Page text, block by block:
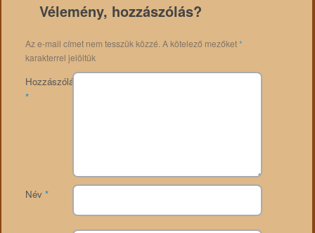
Vélemény, hozzászólás?
Az e-mail címet nem tesszük közzé. A kötelező mezőket*
karakterrel jelöltük
Hozzászólás
*
Név *